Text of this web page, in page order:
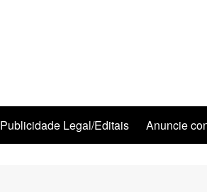
Publicidade Legal/Editais Anuncie